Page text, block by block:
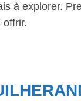
à explorer.
offrir.